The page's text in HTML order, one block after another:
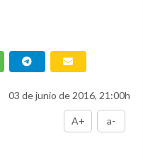
03 de junio de 2016, 21:00h
A+ a-